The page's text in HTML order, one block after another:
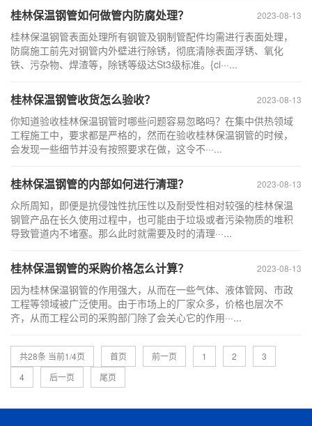
2023-08-13
桂林保温钢管如何做管内防腐处理？
桂林保温钢管表面处理所有钢管及钢制管配件均需进行表面处理，
防腐施工前先对钢管内外壁进行除锈，彻底清除表面浮锈、氧化
铁、污杂物、焊渣等，除锈等级达St3级标准。{ci···...
2023-08-13
桂林保温钢管收货怎么验收？
你知道验收桂林保温钢管时哪些问题容易忽略吗？在集中供热领域
工程施工中，要求都是严格的，然而在验收桂林保温钢管的时候，
会发现一些细节并没有按照要求在做，这令不···...
2023-08-13
桂林保温钢管的内部如何进行清理？
众所周知，即便是抗侵蚀性抗压性以及耐受性相对较强的桂林保温
钢管产品在长久使用过程中，也可能由于垃圾或者污染物质的堆积
导致管道内不堵塞。那么此时就需要及时的清理···...
2023-08-13
桂林保温钢管的采购价格怎么计算？
因为桂林保温钢管的作用强大，从而在一些气体、液体管网、市政
工程等领域被广泛使用。由于市场上的厂家众多，价格也层次不
齐，从而工程公司的采购部门除了会关心它的作用···...
共28条 当前1/4页 首页 前一页 1 2
3
4
后一页 尾页